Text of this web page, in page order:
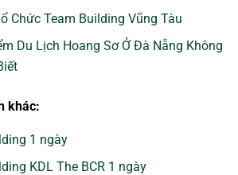
Chức Team Building Vũng Tàu
Du Lịch Hoang Sơ Ở Đà Nẵng Không
khác:
1 ngày
KDL The BCR 1 ngày